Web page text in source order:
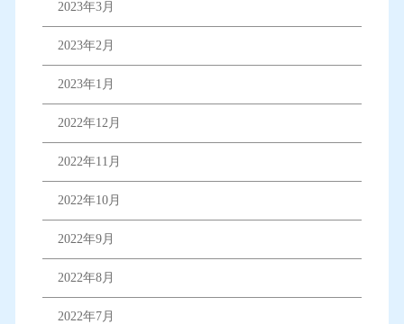
2023年3月
2023年2月
2023年1月
2022年12月
2022年11月
2022年10月
2022年9月
2022年8月
2022年7月